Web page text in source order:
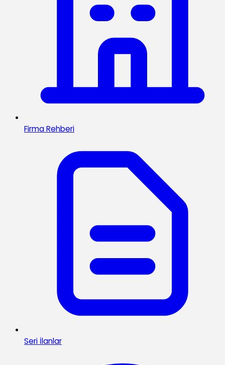
Firma Rehberi
Seri İlanlar